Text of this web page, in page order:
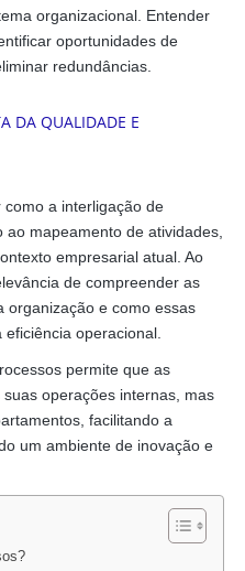
organizacional. Entender
oportunidades de
redundâncias.
a interligação de
ao mapeamento de atividades,
empresarial atual. Ao
de compreender as
organização e como essas
operacional.
permite que as
operações internas, mas
facilitando a
um ambiente de inovação e